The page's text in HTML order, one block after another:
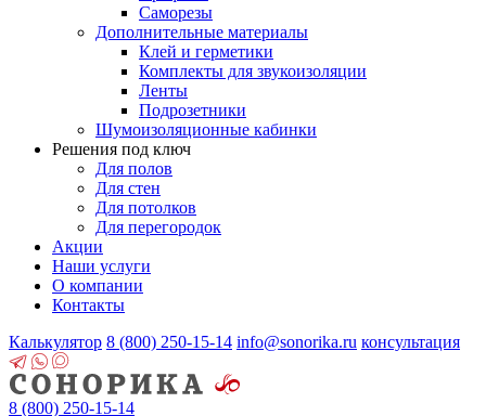
Саморезы
Дополнительные материалы
Клей и герметики
Комплекты для звукоизоляции
Ленты
Подрозетники
Шумоизоляционные кабинки
Решения под ключ
Для полов
Для стен
Для потолков
Для перегородок
Акции
Наши услуги
О компании
Контакты
Калькулятор 8 (800) 250-15-14 info@sonorika.ru консультация
8 (800) 250-15-14